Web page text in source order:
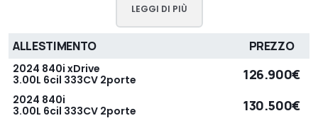
LEGGI DI PIÙ
ALLESTIMENTO PREZZO
2024 840i xDrive
3.00L 6cil 333CV 2porte
126.900€
2024 840i
3.00L 6cil 333CV 2porte
130.500€